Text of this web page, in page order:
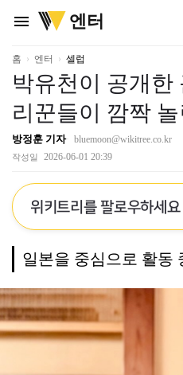
menu
위
키
리
엔터
홈 엔터 셀럽
박유천이 공개한
리꾼들이 깜짝
방정훈 기자 bluemoon@wikitree.co.kr
작성일 2026-06-01 20:39
위키트리를 팔로우하세요
일본을 중심으로 활동